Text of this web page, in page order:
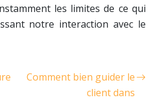
les limites de ce qui
notre interaction avec le
Comment bien guider le
client dans